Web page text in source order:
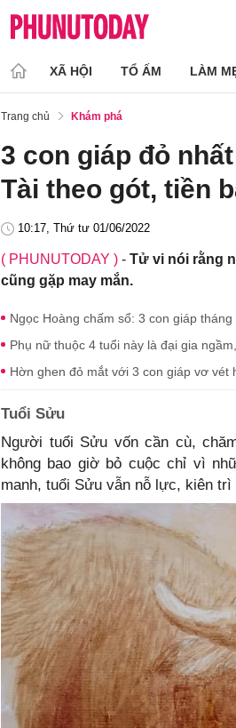
XÃ HỘI TỔ ẤM LÀM
Trang chủ Khám phá
3 con giáp đỏ
Tài theo gót, tiền
10:17, Thứ tư 01/06/2022
( PHUNUTODAY ) - Tử vi nói rằng
cũng gặp may mắn.
Ngọc Hoàng chấm sổ: 3 con giáp
Phụ nữ thuộc 4 tuổi này là đại gia
Hờn ghen đỏ mắt với 3 con giáp vơ vét
Tuổi Sửu
Người tuổi Sửu vốn cần cù,
không bao giờ bỏ cuộc chỉ vì
manh, tuổi Sửu vẫn nỗ lực, kiên